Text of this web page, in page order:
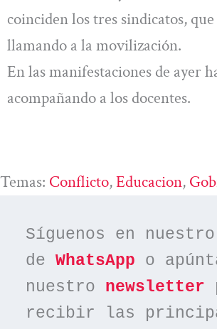
coinciden los tres sindicatos,
llamando a la movilización.
En las manifestaciones de ayer
acompañando a los docentes.
Temas: Conflicto, Educacion,
Síguenos en
de WhatsApp o
nuestro newsletter
recibir las